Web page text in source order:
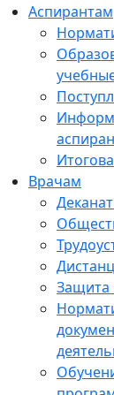
Аспирантам
Врачам
Защита